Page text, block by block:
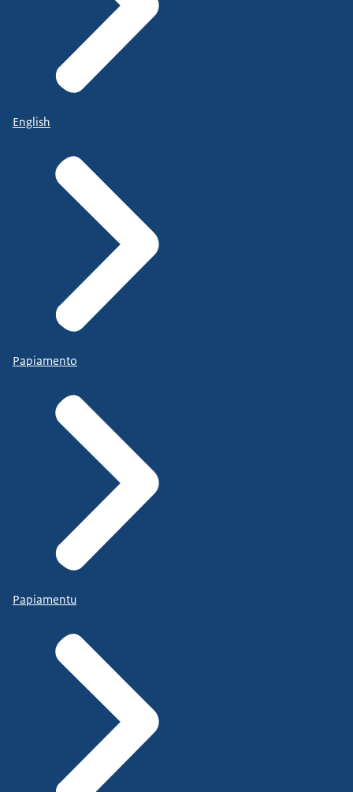
English
Papiamento
Papiamentu